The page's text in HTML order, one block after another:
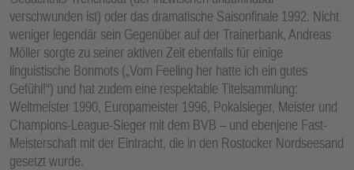
verschwunden ist) oder das dramatische Saisonfinale 1992. Nicht
weniger legendär sein Gegenüber auf der Trainerbank, Andreas
Möller sorgte zu seiner aktiven Zeit ebenfalls für einige
linguistische Bonmots („Vom Feeling her hatte ich ein gutes
Gefühl!“) und hat zudem eine respektable Titelsammlung:
Weltmeister 1990, Europameister 1996, Pokalsieger, Meister und
Champions-League-Sieger mit dem BVB – und ebenjene Fast-
Meisterschaft mit der Eintracht, die in den Rostocker Nordseesand
gesetzt wurde.